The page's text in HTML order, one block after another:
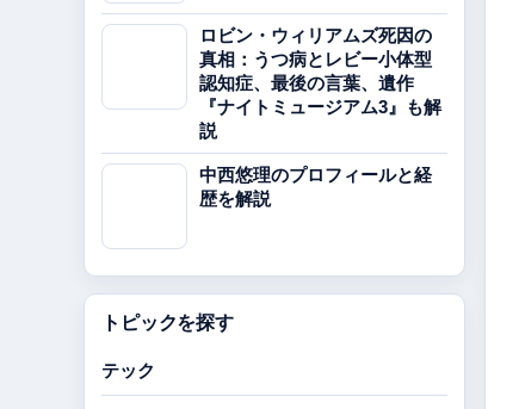
ロビン・ウィリアムズ死因の
真相：うつ病とレビー小体型
認知症、最後の言葉、遺作
『ナイトミュージアム3』も解
説
中西悠理のプロフィールと経
歴を解説
トピックを探す
テック